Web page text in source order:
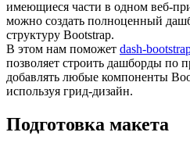
имеющиеся части в одном веб-
можно создать полноценный
структуру Bootstrap.
В этом нам поможет dash-
позволяет строить дашборды по
добавлять любые компоненты
используя грид-дизайн.
Подготовка макета